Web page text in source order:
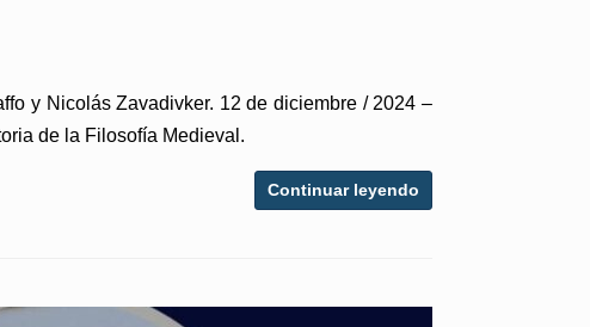
y Nicolás Zavadivker. 12 de diciembre / 2024 –
de la Filosofía Medieval.
Continuar leyendo